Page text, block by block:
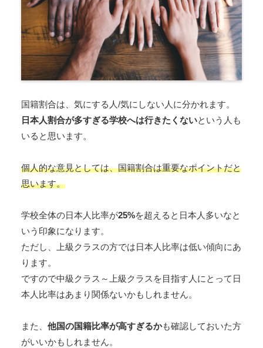
国籍割合は、気にする人/気にしない人に分かれます。
日本人割合が多すぎる学校へは行きたくないという人も
いると思います。
個人的な意見としては、国籍割合は重要なポイントだと
思います。
学校全体の日本人比率が25%を超えると日本人多いなと
いう印象になります。
ただし、上級クラスの方では日本人比率は低い傾向にあ
ります。
ですので中級クラス～上級クラスを目指す人にとって日
本人比率はあまり関係ないかもしれません。
また、 他国の国籍比率が高すぎるかも確認しておいた方
がいいかもしれません。